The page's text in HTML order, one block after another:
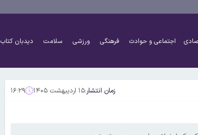
اجتماعی و حوادث فرهنگی ورزشی سلامت دیدبان کتاب
زمان انتشار:۱۵ اردیبهشت ۱۴۰۵ ۱۶:۲۹